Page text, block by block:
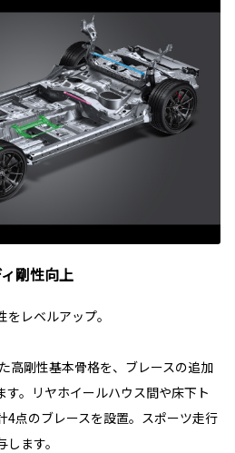
剛性向上
レベルアップ。
高剛性基本骨格を、ブレースの追加
す。リヤホイールハウス間や床下ト
4点のブレースを設置。スポーツ走行
ます。